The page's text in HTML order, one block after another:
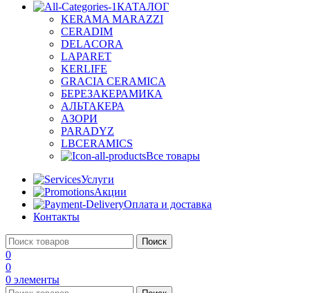
КАТАЛОГ
KERAMA MARAZZI
CERADIM
DELACORA
LAPARET
KERLIFE
GRACIA CERAMICA
БЕРЕЗАКЕРАМИКА
АЛЬТАКЕРА
АЗОРИ
PARADYZ
LBCERAMICS
Все товары
Услуги
Акции
Оплата и доставка
Контакты
Поиск
0
0
0 элементы